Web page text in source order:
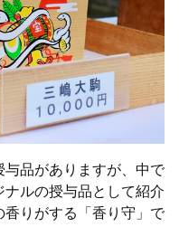
品がありますが、中で
ルの授与品として紹介
りがする「香り守」で